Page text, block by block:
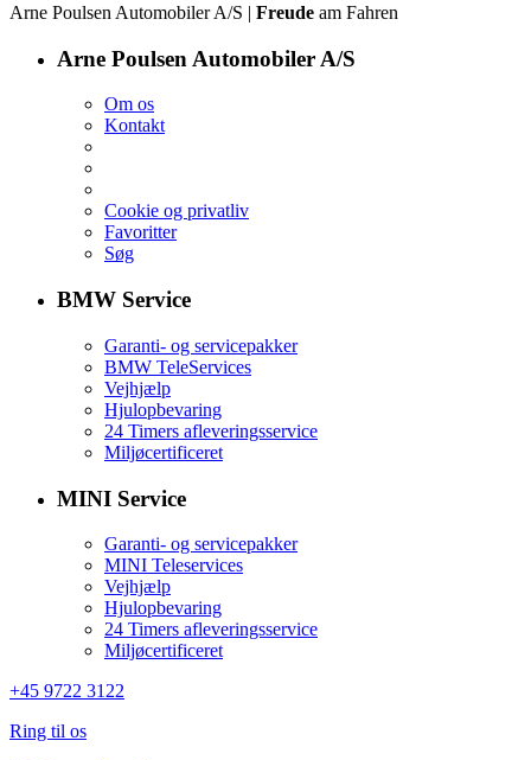
Arne Poulsen Automobiler A/S | Freude am Fahren
Arne Poulsen Automobiler A/S
Om os
Kontakt
Cookie og privatliv
Favoritter
Søg
BMW Service
Garanti- og servicepakker
BMW TeleServices
Vejhjælp
Hjulopbevaring
24 Timers afleveringsservice
Miljøcertificeret
MINI Service
Garanti- og servicepakker
MINI Teleservices
Vejhjælp
Hjulopbevaring
24 Timers afleveringsservice
Miljøcertificeret
+45 9722 3122
Ring til os